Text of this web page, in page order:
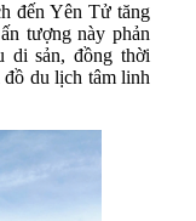
đến Yên Tử tăng
tượng này phản
di sản, đồng thời
đồ du lịch tâm linh